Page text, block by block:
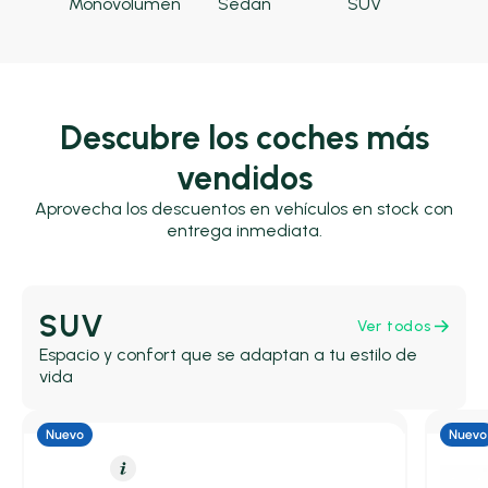
Descubre los coches más
vendidos
Aprovecha los descuentos en vehículos en stock con
entrega inmediata.
SUV Ver todos
Espacio y confort que se adaptan a tu estilo de
vida